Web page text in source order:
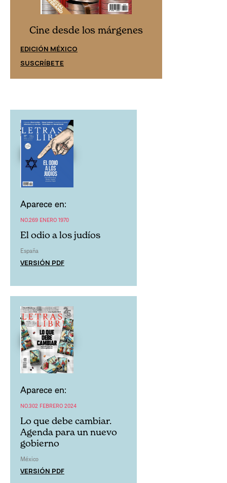
Cine desde los márgenes
EDICIÓN MÉXICO
SUSCRÍBETE
Aparece en:
NO.269 ENERO 1970
El odio a los judíos
España
VERSIÓN PDF
Aparece en:
NO.302 FEBRERO 2024
Lo que debe cambiar.
Agenda para un nuevo
gobierno
México
VERSIÓN PDF